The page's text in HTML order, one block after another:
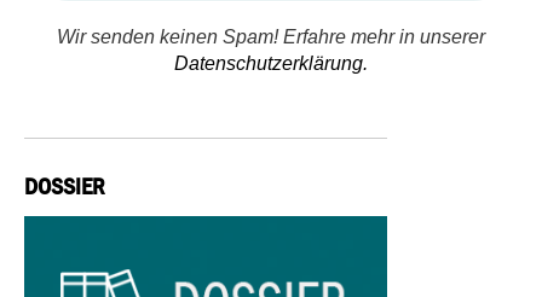
Wir senden keinen Spam! Erfahre mehr in unserer
Datenschutzerklärung.
DOSSIER